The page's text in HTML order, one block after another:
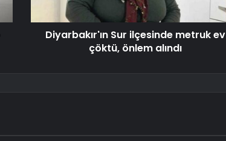
Diyarbakır'ın Sur ilçesinde metruk ev
çöktü, önlem alındı